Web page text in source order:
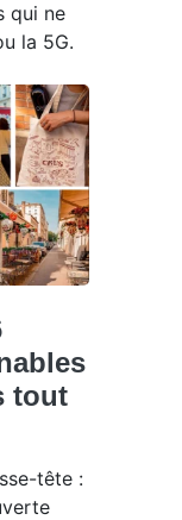
qui ne
la 5G.
tout
tête :